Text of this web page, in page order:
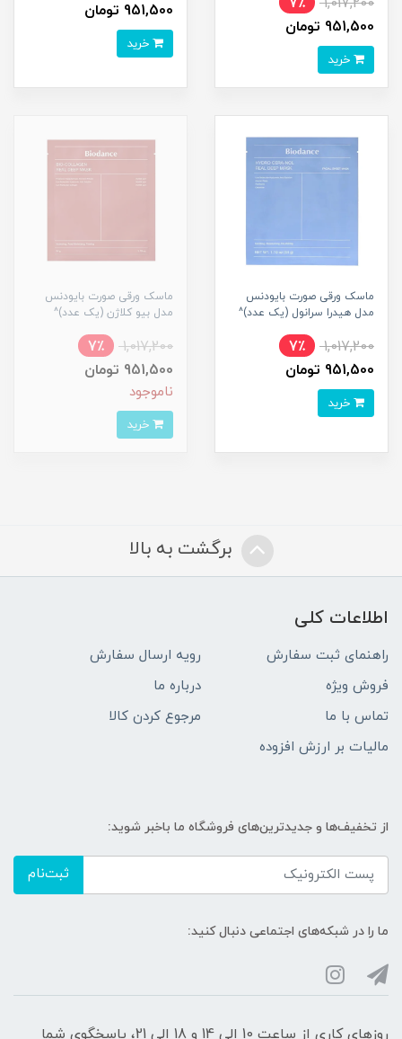
951,500 تومان
951,500 تومان
ماسک ورقی صورت بایودنس
مدل هیدرا سرانول (یک عدد)^
1,017,200
7٪
951,500 تومان
ماسک ورقی صورت بایودنس
مدل بیو کلاژن (یک عدد)^
1,017,200
7٪
951,500 تومان
ناموجود
برگشت به بالا
اطلاعات کلی
راهنمای ثبت سفارش
رویه ارسال سفارش
فروش ویژه
درباره ما
تماس با ما
مرجوع کردن کالا
مالیات بر ارزش افزوده
از تخفیف‌ها و جدیدترین‌های فروشگاه ما باخبر شوید:
ثبت‌نام
ما را در شبکه‌های اجتماعی دنبال کنید:
روزهای کاری از ساعت 10 الی 14 و 18 الی 21، پاسخگوی شما